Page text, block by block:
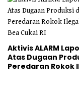
Aktivis ALARM
Atas Dugaan
Peredaran Rokok